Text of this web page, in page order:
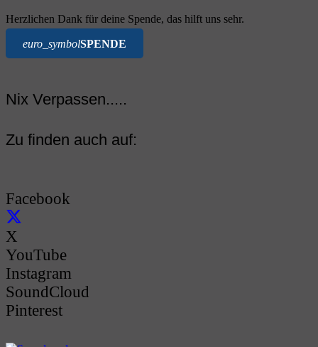
Herzlichen Dank für deine Spende, das hilft uns sehr.
euro_symbolSPENDE
Nix Verpassen.....
Zu finden auch auf:
Facebook
X
YouTube
Instagram
SoundCloud
Pinterest